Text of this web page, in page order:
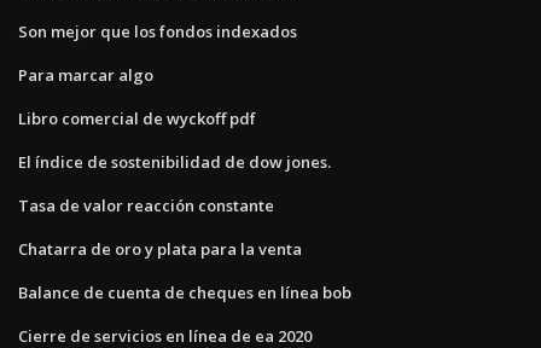
Son mejor que los fondos indexados
Para marcar algo
Libro comercial de wyckoff pdf
El índice de sostenibilidad de dow jones.
Tasa de valor reacción constante
Chatarra de oro y plata para la venta
Balance de cuenta de cheques en línea bob
Cierre de servicios en línea de ea 2020